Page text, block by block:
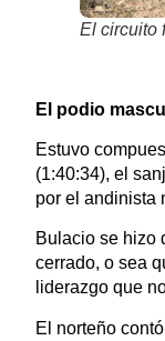
El circuito
El podio
Estuvo
(1:40:34), el
por el andinista
Bulacio se hizo
cerrado, o sea
liderazgo que
El norteño